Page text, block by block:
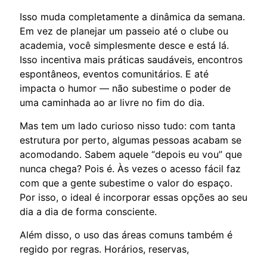
Isso muda completamente a dinâmica da semana.
Em vez de planejar um passeio até o clube ou
academia, você simplesmente desce e está lá.
Isso incentiva mais práticas saudáveis, encontros
espontâneos, eventos comunitários. E até
impacta o humor — não subestime o poder de
uma caminhada ao ar livre no fim do dia.
Mas tem um lado curioso nisso tudo: com tanta
estrutura por perto, algumas pessoas acabam se
acomodando. Sabem aquele “depois eu vou” que
nunca chega? Pois é. Às vezes o acesso fácil faz
com que a gente subestime o valor do espaço.
Por isso, o ideal é incorporar essas opções ao seu
dia a dia de forma consciente.
Além disso, o uso das áreas comuns também é
regido por regras. Horários, reservas,